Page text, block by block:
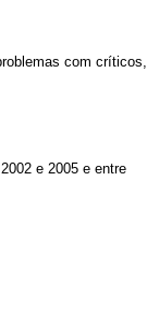
com críticos,
e 2005 e entre